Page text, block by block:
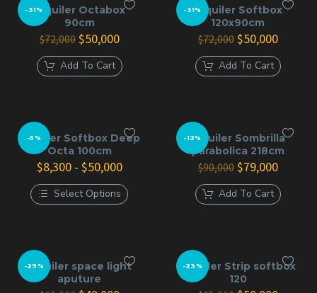
-31%Alquiler Octabox
90cm
$72,000 El
precio
original
era:
$50,000El
actual
es:
Add To Cart
-31%Alquiler Softbox
120x90cm
$72,000 El
precio
original
era:
$50,000El
actual
es:
Add To Cart
-5%
Alquiler Softbox Deep
Octa 100cm
$8,300 - $50,000Rango
precios:
desde
Select Options
Este
variantes.
Las
opciones
se
-12%
Alquiler Sombrilla
parabolica 218cm
$90,000 El
precio
original
era:
$79,000El
actual
es:
Add To Cart
-29%
Alquiler space light
aputure
-23%
Alquiler Strip softbox
120